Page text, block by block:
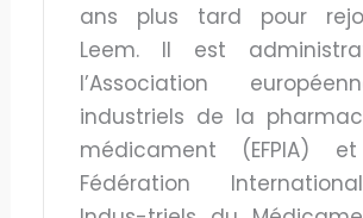
ans plus tard pour
Leem. Il est
l’Association
industriels de la
médicament (EFPIA)
Fédération